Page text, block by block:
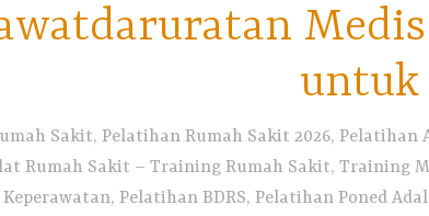
untuk
Sakit, Pelatihan Rumah Sakit 2026,
Rumah Sakit – Training Rumah Sakit, Training
Pelatihan BDRS, Pelatihan Poned